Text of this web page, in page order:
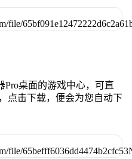
Pro桌面的游戏中心，可直
点击下载，便会为您自动下